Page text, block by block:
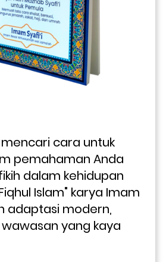
cara untuk
pemahaman Anda
dalam kehidupan
Islam" karya Imam
adaptasi modern,
yang kaya